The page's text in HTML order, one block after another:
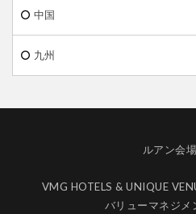
中国
九州
ルアン会
VMG HOTELS & UNIQUE
バリューマネジメ